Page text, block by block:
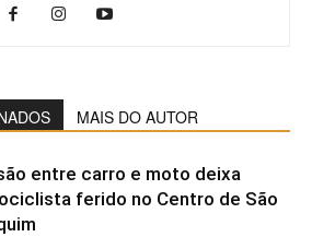
MAIS DO AUTOR
entre carro e moto deixa
ferido no Centro de São